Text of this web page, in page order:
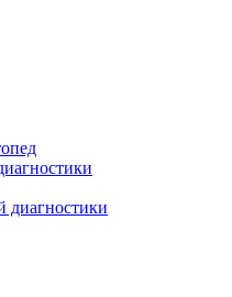
диагностики